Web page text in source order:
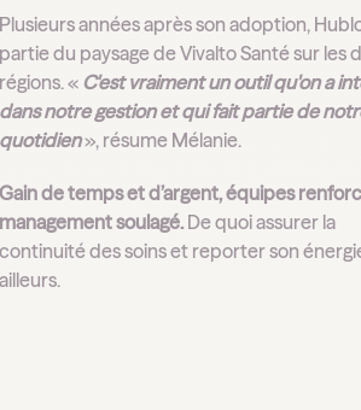
Plusieurs années après son adoption,
partie du paysage de Vivalto Santé sur les
régions. « C'est vraiment un outil qu'on a
dans notre gestion et qui fait partie de
quotidien», résume Mélanie.
Gain de temps et d’argent, équipes
management soulagé.De quoi assurer la
continuité des soins et reporter son
ailleurs.